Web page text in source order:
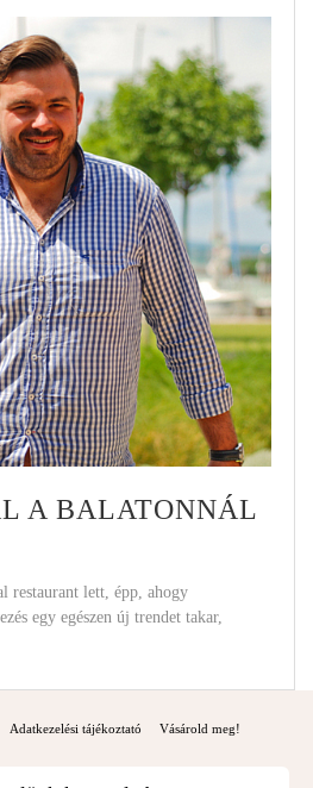
A BALATONNÁL
restaurant lett, épp, ahogy
egy egészen új trendet takar,
Adatkezelési tájékoztató Vásárold meg!